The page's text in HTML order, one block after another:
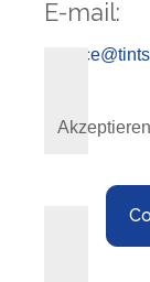
E-mail: